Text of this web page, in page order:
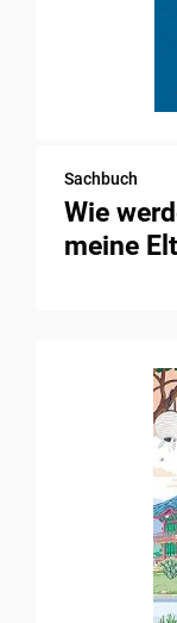
Sachbuch
Wie
meine